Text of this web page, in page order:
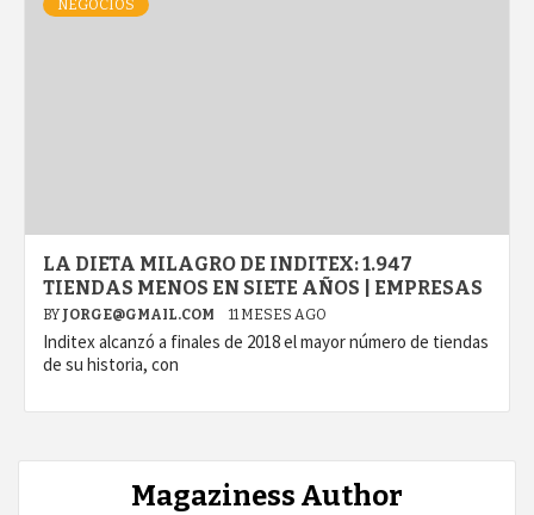
NEGOCIOS
LA DIETA MILAGRO DE INDITEX: 1.947
TIENDAS MENOS EN SIETE AÑOS | EMPRESAS
BY JORGE@GMAIL.COM 11 MESES AGO
Inditex alcanzó a finales de 2018 el mayor número de tiendas
de su historia, con
Magaziness Author